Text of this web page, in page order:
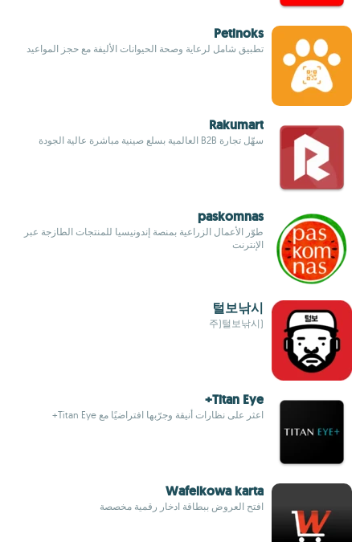
Petinoks
تطبيق شامل لرعاية وصحة الحيوانات الأليفة مع حجز المواعيد
Rakumart
سهّل تجارة B2B العالمية بسلع صينية مباشرة عالية الجودة
paskomnas
طوّر الأعمال الزراعية بمنصة إندونيسيا للمنتجات الطازجة عبر
الإنترنت
털보낚시
(주)털보낚시
Titan Eye+
اعثر على نظارات أنيقة وجرّبها افتراضيًا مع Titan Eye+
Wafelkowa karta
افتح العروض ببطاقة ادخار رقمية مخصصة